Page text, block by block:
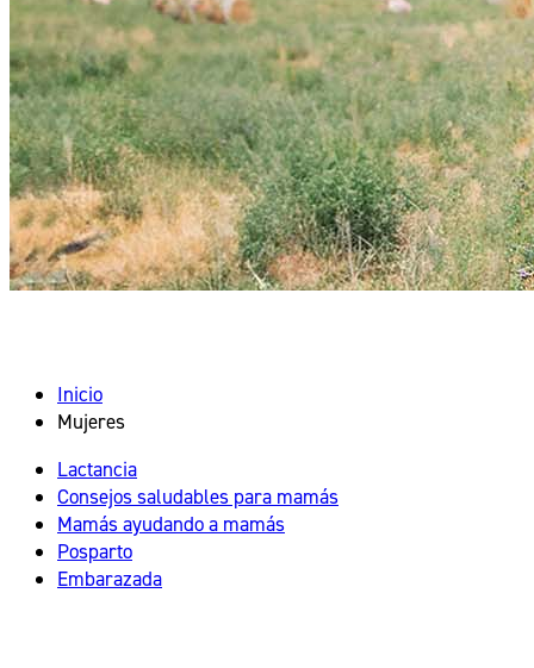
Inicio
Mujeres
Lactancia
Consejos saludables para mamás
Mamás ayudando a mamás
Posparto
Embarazada